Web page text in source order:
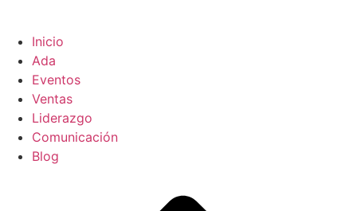
Inicio
Ada
Eventos
Ventas
Liderazgo
Comunicación
Blog